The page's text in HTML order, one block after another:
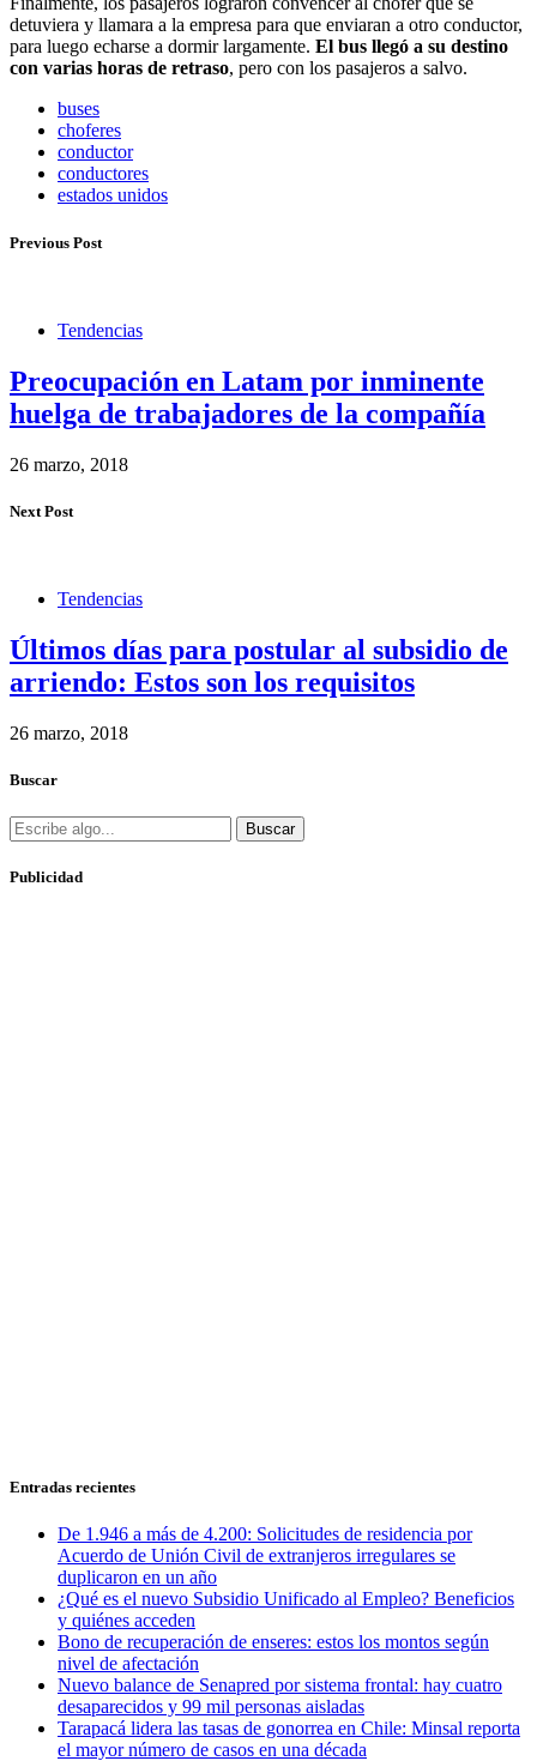
detuviera y llamara a la empresa para que enviaran a otro conductor,
para luego echarse a dormir largamente. El bus llegó a su destino
con varias horas de retraso, pero con los pasajeros a salvo.
buses
choferes
conductor
conductores
estados unidos
Previous Post
Tendencias
Preocupación en Latam por inminente
huelga de trabajadores de la compañía
26 marzo, 2018
Next Post
Tendencias
Últimos días para postular al subsidio de
arriendo: Estos son los requisitos
26 marzo, 2018
Buscar
Buscar
Publicidad
Entradas recientes
De 1.946 a más de 4.200: Solicitudes de residencia por
Acuerdo de Unión Civil de extranjeros irregulares se
duplicaron en un año
¿Qué es el nuevo Subsidio Unificado al Empleo? Beneficios
y quiénes acceden
Bono de recuperación de enseres: estos los montos según
nivel de afectación
Nuevo balance de Senapred por sistema frontal: hay cuatro
desaparecidos y 99 mil personas aisladas
Tarapacá lidera las tasas de gonorrea en Chile: Minsal reporta
el mayor número de casos en una década